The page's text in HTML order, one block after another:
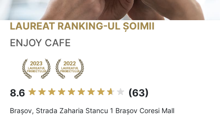
LAUREAT RANKING-UL ȘOIMII
ENJOY CAFE
8.6 (63)
Braşov, Strada Zaharia Stancu 1 Brașov Coresi Mall